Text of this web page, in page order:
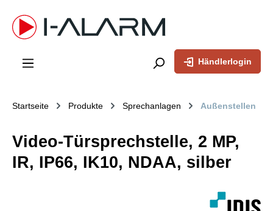
springen
Händlerlogin
Startseite Produkte Sprechanlagen Außenstellen
Video-Türsprechstelle, 2 MP,
IR, IP66, IK10, NDAA, silber